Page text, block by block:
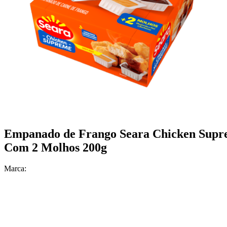
Empanado de Frango Seara Chicken
Com 2 Molhos 200g
Marca: